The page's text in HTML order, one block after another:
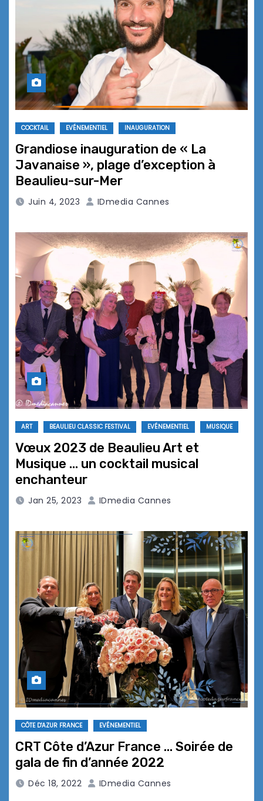
COCKTAIL EVÉNEMENTIEL INAUGURATION
Grandiose inauguration de « La
Javanaise », plage d’exception à
Beaulieu-sur-Mer
Juin 4, 2023 IDmedia Cannes
ART BEAULIEU CLASSIC FESTIVAL EVÉNEMENTIEL MUSIQUE
Vœux 2023 de Beaulieu Art et
Musique … un cocktail musical
enchanteur
Jan 25, 2023 IDmedia Cannes
CÔTE D'AZUR FRANCE EVÉNEMENTIEL
CRT Côte d’Azur France … Soirée de
gala de fin d’année 2022
Déc 18, 2022 IDmedia Cannes